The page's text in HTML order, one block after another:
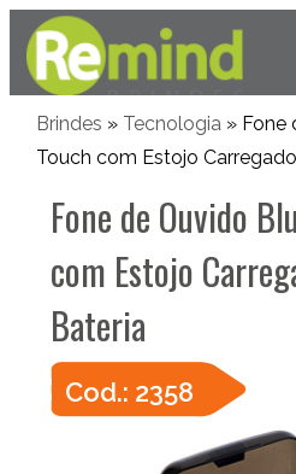
Brindes » Tecnologia» Fone
Touch com Estojo
Fone de Ouvido
com Estojo
Bateria
Cod.: 2358